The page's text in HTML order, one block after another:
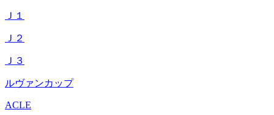
Ｊ１
Ｊ２
Ｊ３
ルヴァンカップ
ACLE